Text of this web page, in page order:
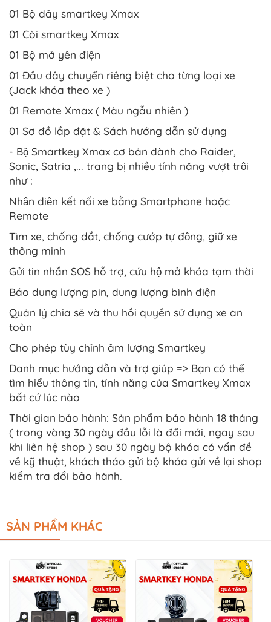
01 Bộ dây smartkey Xmax
01 Còi smartkey Xmax
01 Bộ mở yên điện
01 Đầu dây chuyển riêng biệt cho từng loại xe
(Jack khóa theo xe )
01 Remote Xmax ( Màu ngẫu nhiên )
01 Sơ đồ lắp đặt & Sách hướng dẫn sử dụng
- Bộ Smartkey Xmax cơ bản dành cho Raider,
Sonic, Satria ,... trang bị nhiều tính năng vượt trội
như :
Nhận diện kết nối xe bằng Smartphone hoặc
Remote
Tìm xe, chống dắt, chống cướp tự động, giữ xe
thông minh
Gửi tin nhắn SOS hỗ trợ, cứu hộ mở khóa tạm thời
Báo dung lượng pin, dung lượng bình điện
Quản lý chia sẻ và thu hồi quyền sử dụng xe an
toàn
Cho phép tùy chỉnh âm lượng Smartkey
Danh mục hướng dẫn và trợ giúp => Bạn có thể
tìm hiểu thông tin, tính năng của Smartkey Xmax
bất cứ lúc nào
Thời gian bảo hành: Sản phẩm bảo hành 18 tháng
( trong vòng 30 ngày đầu lỗi là đổi mới, ngay sau
khi liên hệ shop ) sau 30 ngày bộ khóa có vấn đề
về kỹ thuật, khách tháo gửi bộ khóa gửi về lại shop
kiểm tra đổi bảo hành.
SẢN PHẨM KHÁC